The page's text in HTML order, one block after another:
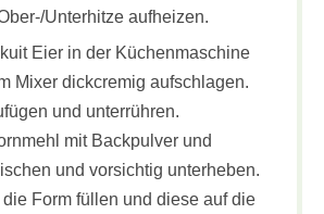
Unterhitze aufheizen.
Eier in der Küchenmaschine
Mixer dickcremig aufschlagen.
und unterrühren.
mit Backpulver und
und vorsichtig unterheben.
die Form füllen und diese auf die